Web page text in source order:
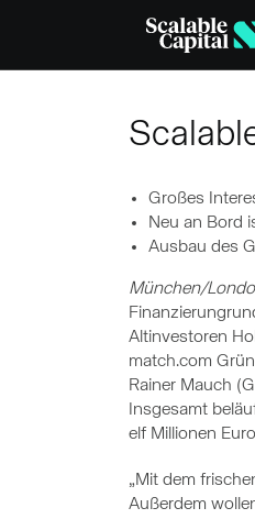
Großes
Neu an Bord
Ausbau des
München/
Altinvestoren
match.com
Rainer Mauch
Insgesamt
elf Millionen
„Mit dem
Außerdem